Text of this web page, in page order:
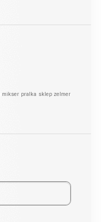
mikser pralka sklep zelmer